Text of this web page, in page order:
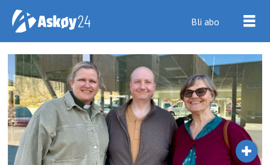
Bli abo
Tag:
funksjonsnedsettelse